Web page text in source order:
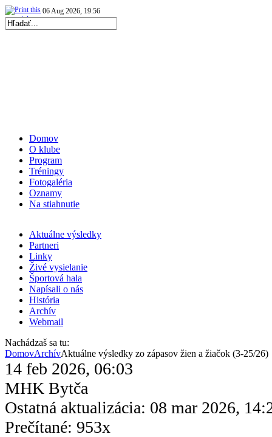
06 Aug 2026, 19:56
Domov
O klube
Program
Tréningy
Fotogaléria
Oznamy
Na stiahnutie
Aktuálne výsledky
Partneri
Linky
Živé vysielanie
Športová hala
Napísali o nás
História
Archív
Webmail
Nachádzaš sa tu:
DomovArchívAktuálne výsledky zo zápasov žien a žiačok (3-25/26)
14 feb 2026, 06:03
MHK Bytča
Ostatná aktualizácia: 08 mar 2026,
Prečítané: 953x